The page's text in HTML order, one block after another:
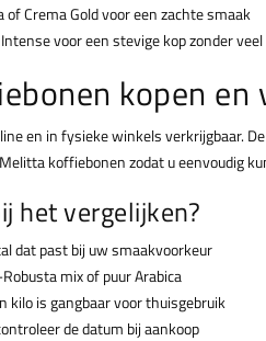
Crema Gold voor een zachte smaak
voor een stevige kop zonder
kopen en
en in fysieke winkels verkrijgbaar.
koffiebonen zodat u eenvoudig
het vergelijken?
dat past bij uw smaakvoorkeur
mix of puur Arabica
kilo is gangbaar voor thuisgebruik
de datum bij aankoop